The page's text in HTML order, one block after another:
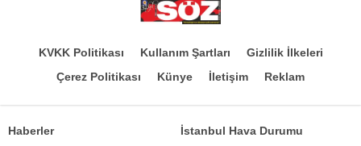
KVKK Politikası Kullanım Şartları
Gizlilik İlkeleri
Çerez Politikası
Künye İletişim Reklam
Haberler İstanbul Hava Durumu